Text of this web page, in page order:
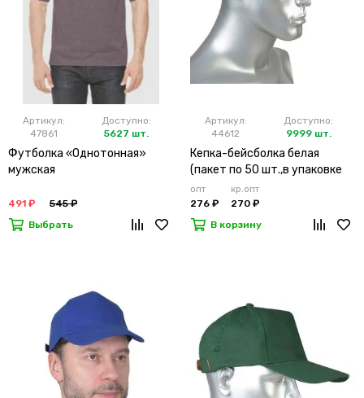
Артикул:
47861
Доступно:
5627 шт.
Футболка «Однотонная»
мужская
491 ₽
545 ₽
Выбрать
Артикул:
44612
Доступно:
9999 шт.
Кепка-бейсболка белая
(пакет по 50 шт.,в упаковке
200 шт.)
опт
276 ₽
кр.опт
270 ₽
В корзину